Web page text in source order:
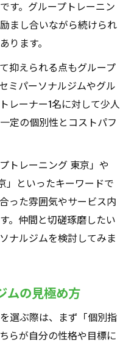
す。グループトレーニン
まし合いながら続けられ
ります。
抑えられる点もグループ
ミパーソナルジムやグル
レーナー1名に対して少人
定の個別性とコストパフ
トレーニング 東京」や
」といったキーワードで
った雰囲気やサービス内
。仲間と切磋琢磨したい
ナルジムを検討してみま
ムの見極め方
選ぶ際は、まず「個別指
らが自分の性格や目標に